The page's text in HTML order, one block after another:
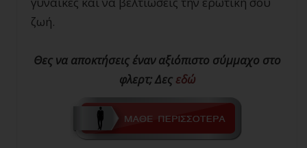
ζωή.
Θες να αποκτήσεις έναν αξιόπιστο σύμμαχο στο
φλερτ; Δες εδώ